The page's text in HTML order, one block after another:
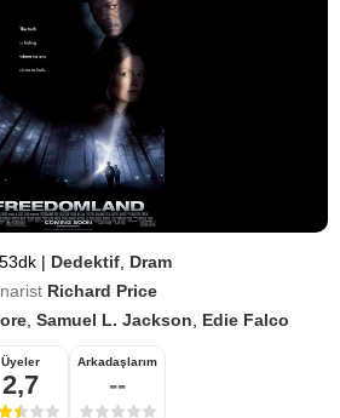
| Dedektif Dram
Richard Price
Samuel L. Jackson Edie Falco
Üyeler
2,7
Arkadaşlarım
--